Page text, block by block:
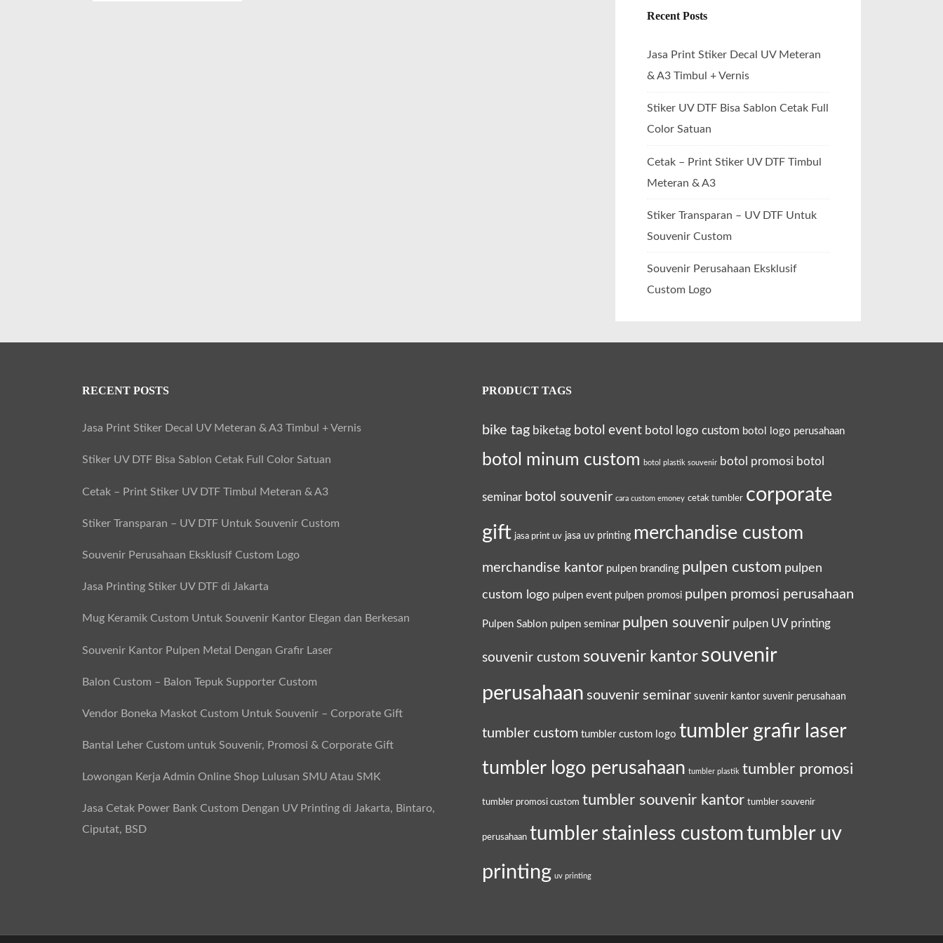
Recent Posts
Jasa Print Stiker Decal UV Meteran
& A3 Timbul + Vernis
Stiker UV DTF Bisa Sablon Cetak Full
Color Satuan
Cetak – Print Stiker UV DTF Timbul
Meteran & A3
Stiker Transparan – UV DTF Untuk
Souvenir Custom
Souvenir Perusahaan Eksklusif
Custom Logo
RECENT POSTS
Jasa Print Stiker Decal UV Meteran & A3 Timbul + Vernis
Stiker UV DTF Bisa Sablon Cetak Full Color Satuan
Cetak – Print Stiker UV DTF Timbul Meteran & A3
Stiker Transparan – UV DTF Untuk Souvenir Custom
Souvenir Perusahaan Eksklusif Custom Logo
Jasa Printing Stiker UV DTF di Jakarta
Mug Keramik Custom Untuk Souvenir Kantor Elegan dan Berkesan
Souvenir Kantor Pulpen Metal Dengan Grafir Laser
Balon Custom – Balon Tepuk Supporter Custom
Vendor Boneka Maskot Custom Untuk Souvenir – Corporate Gift
Bantal Leher Custom untuk Souvenir, Promosi & Corporate Gift
Lowongan Kerja Admin Online Shop Lulusan SMU Atau SMK
Jasa Cetak Power Bank Custom Dengan UV Printing di Jakarta, Bintaro,
Ciputat, BSD
PRODUCT TAGS
bike tag biketag botol event botol logo custom botol logo perusahaan
botol minum custom botol plastik souvenir botol promosi botol
seminar botol souvenir cara custom emoney cetak tumbler corporate
gift jasa print uv jasa uv printing merchandise custom
merchandise kantor pulpen branding pulpen custom pulpen
custom logo pulpen event pulpen promosi pulpen promosi perusahaan
Pulpen Sablon pulpen seminar pulpen souvenir pulpen UV printing
souvenir custom souvenir kantor souvenir
perusahaan souvenir seminar suvenir kantor suvenir perusahaan
tumbler custom tumbler custom logo tumbler grafir laser
tumbler logo perusahaan tumbler plastik tumbler promosi
tumbler promosi custom tumbler souvenir kantor tumbler souvenir
perusahaan tumbler stainless customtumbler uv
printing uv printing